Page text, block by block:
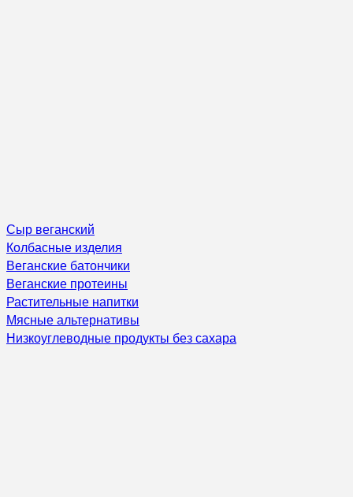
Сыр веганский
Колбасные изделия
Веганские батончики
Веганские протеины
Растительные напитки
Мясные альтернативы
Низкоуглеводные продукты без сахара